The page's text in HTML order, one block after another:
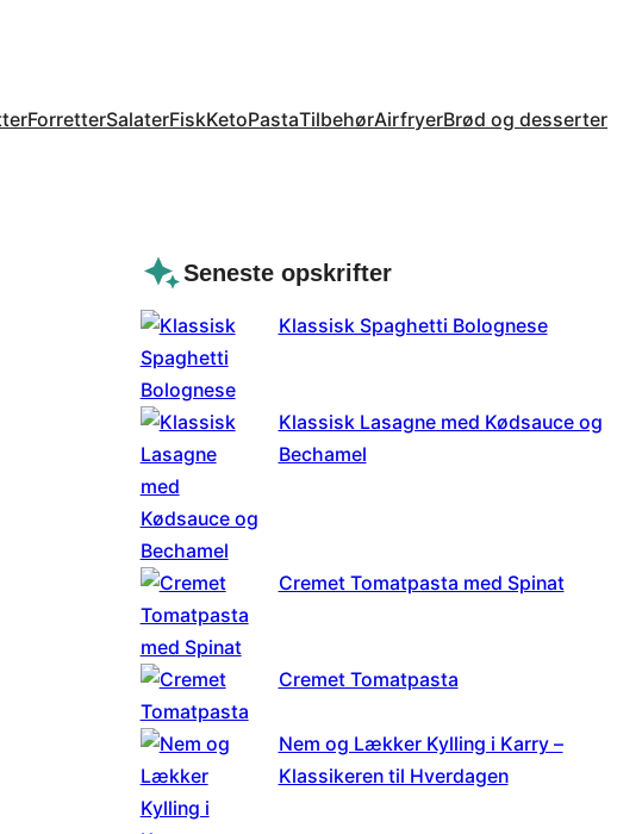
ForretterSalaterFiskKetoPastaTilbehørAirfryerBrød og desserter
Seneste opskrifter
Klassisk Spaghetti Bolognese
Klassisk Lasagne med Kødsauce og
Bechamel
Cremet Tomatpasta med Spinat
Cremet Tomatpasta
Nem og Lækker Kylling i Karry –
Klassikeren til Hverdagen